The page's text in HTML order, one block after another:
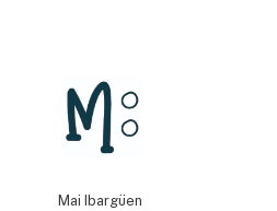
Mai Ibargüen